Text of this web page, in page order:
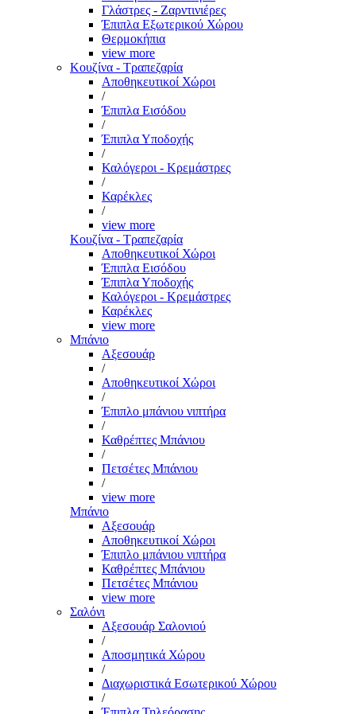
Γλάστρες - Ζαρντινιέρες
Έπιπλα Εξωτερικού Χώρου
Θερμοκήπια
view more
Κουζίνα - Τραπεζαρία
Αποθηκευτικοί Χώροι
/
Έπιπλα Εισόδου
/
Έπιπλα Υποδοχής
/
Καλόγεροι - Κρεμάστρες
/
Καρέκλες
/
view more
Κουζίνα - Τραπεζαρία
Αποθηκευτικοί Χώροι
Έπιπλα Εισόδου
Έπιπλα Υποδοχής
Καλόγεροι - Κρεμάστρες
Καρέκλες
view more
Μπάνιο
Αξεσουάρ
/
Αποθηκευτικοί Χώροι
/
Έπιπλο μπάνιου νιπτήρα
/
Καθρέπτες Μπάνιου
/
Πετσέτες Μπάνιου
/
view more
Μπάνιο
Αξεσουάρ
Αποθηκευτικοί Χώροι
Έπιπλο μπάνιου νιπτήρα
Καθρέπτες Μπάνιου
Πετσέτες Μπάνιου
view more
Σαλόνι
Αξεσουάρ Σαλονιού
/
Αποσμητικά Χώρου
/
Διαχωριστικά Εσωτερικού Χώρου
/